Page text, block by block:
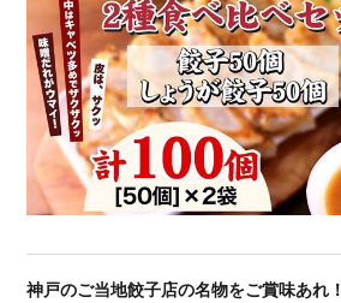
神戸のご当地餃子店の名物をご賞味あれ！